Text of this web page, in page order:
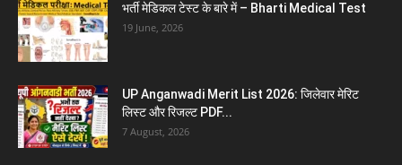
भर्ती मेडिकल टेस्ट के बारे में – Bharti Medical Test
19 June, 2026
UP Anganwadi Merit List 2026: जिलेवार मेरिट
लिस्ट और रिजल्ट PDF...
7 August, 2026